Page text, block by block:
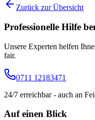
Zurück zur Übersicht
Professionelle Hilfe
Unsere Experten helfen
fair.
0711 12183471
24/7 erreichbar - auch an
Auf einen Blick